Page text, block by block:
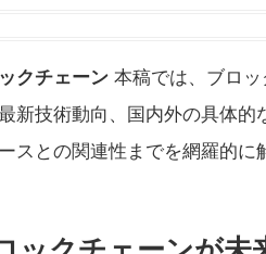
クチェーン 本稿では、ブロ
新技術動向、国内外の具体
スとの関連性までを網羅的に